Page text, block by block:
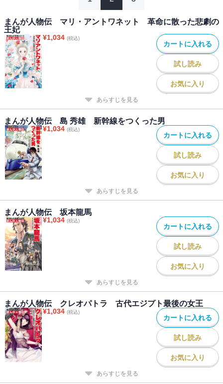
まんが人物伝 マリ・アントワネット 革命に散った悲劇の
王妃
¥1,034 (税込)
カートに入れる
試し読み
お気に入り
あらすじを見る
まんが人物伝 島 秀雄 新幹線をつくった男
¥1,034 (税込)
カートに入れる
試し読み
お気に入り
あらすじを見る
まんが人物伝 坂本龍馬
¥1,034 (税込)
カートに入れる
試し読み
お気に入り
あらすじを見る
まんが人物伝 クレオパトラ 古代エジプト最後の女王
¥1,034 (税込)
カートに入れる
試し読み
お気に入り
あらすじを見る